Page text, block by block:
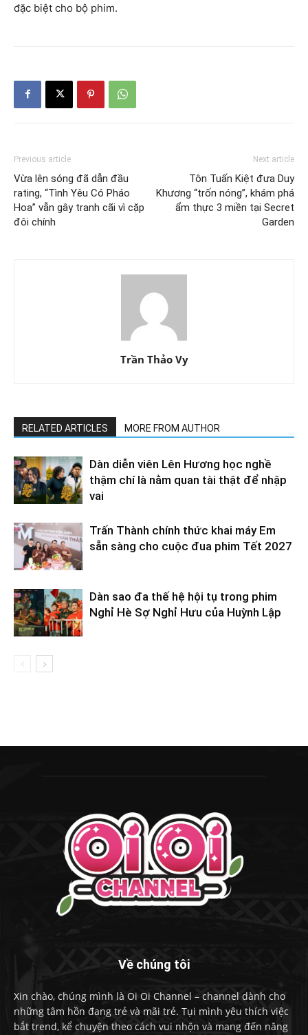
đặc biệt cho bộ phim.
Previous article
Vừa lên sóng đã dẫn đầu
rating, “Tình Yêu Có Pháo
Hoa” vẫn gây tranh cãi vì cặp
đôi chính
Next article
Tôn Tuấn Kiệt đưa Duy
Khương “trốn nóng”, khám phá
ẩm thực 3 miền tại Secret
Garden
Trần Thảo Vy
RELATED ARTICLES MORE FROM AUTHOR
Dàn diễn viên Lên Hương học nghề
thậm chí là nằm quan tài thật để nhập
vai
Trấn Thành chính thức khai máy Em
sẵn sàng cho cuộc đua phim Tết 2027
Dàn sao đa thế hệ hội tụ trong phim
Nghỉ Hè Sợ Nghỉ Hưu của Huỳnh Lập
Về chúng tôi
Xin chào, chúng mình là Oi Oi Channel – channel dành cho
những tâm hồn đang trẻ và mãi trẻ. Tụi mình yêu thích việc
bắt trend, kể chuyện theo cách vui nhộn và mang đến năng